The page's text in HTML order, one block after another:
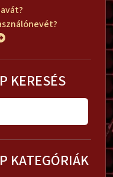
KERESÉS
KATEGÓRIÁK